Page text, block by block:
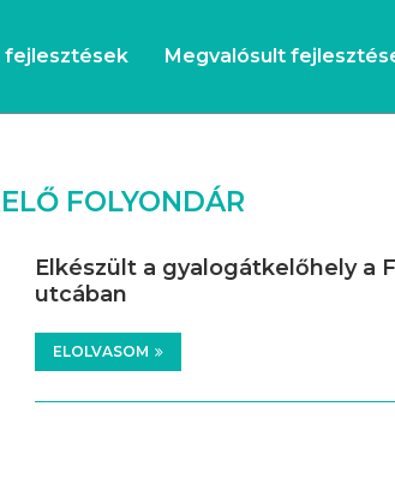
fejlesztések Megvalósult
FOLYONDÁR
Elkészült a gyalogátkelőhely a
utcában
ELOLVASOM